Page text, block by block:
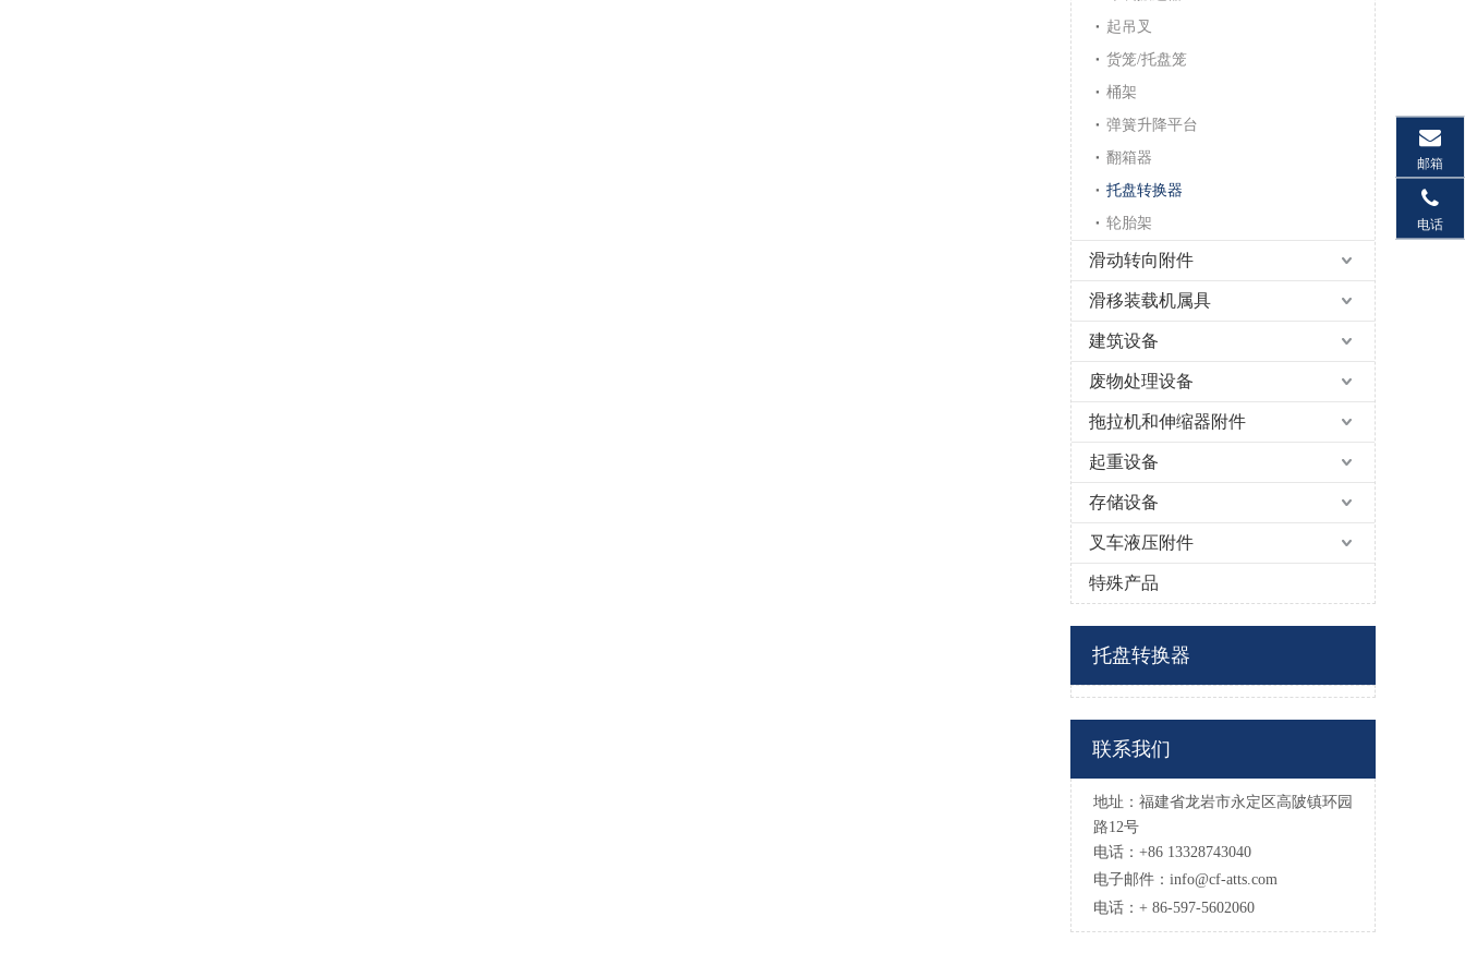
起吊叉
货笼/托盘笼
桶架
弹簧升降平台
翻箱器
托盘转换器
轮胎架
滑动转向附件
滑移装载机属具
建筑设备
废物处理设备
拖拉机和伸缩器附件
起重设备
存储设备
叉车液压附件
特殊产品
托盘转换器
联系我们
地址：福建省龙岩市永定区高陂镇环园
路12号
电话：+86 13328743040
电子邮件： info@cf-atts.com
电话：+ 86-597-5602060
邮箱
电话